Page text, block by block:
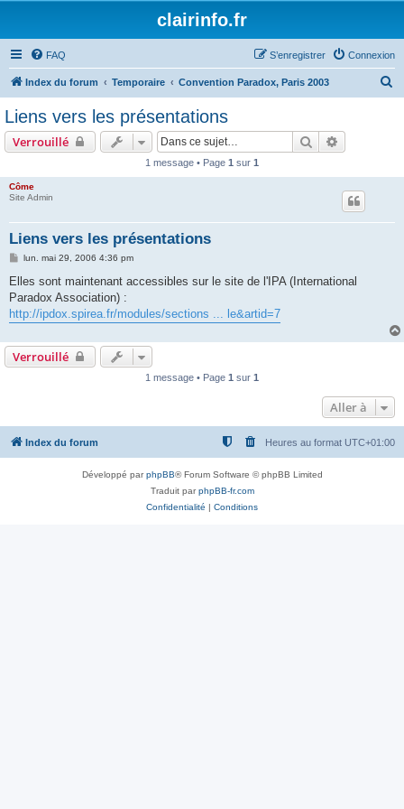
clairinfo.fr
FAQ Connexion
S’enregistrer
Index du forum Temporaire Convention Paradox, Paris 2003
Liens vers les présentations
Verrouillé Rechercher
1 message • Page 1 sur 1
Côme
Site Admin
Liens vers les présentations
M
s
a
g
e
lun. mai 29, 2006 4:36 pm
Elles sont maintenant accessibles sur le site de l'IPA (International
Paradox Association) :
http://ipdox.spirea.fr/modules/sections ... le&artid=7
Verrouillé
1 message • Page 1 sur 1
Aller à
Index du forum Heures au format UTC+01:00
Développé parphpBB® Forum Software © phpBB Limited
Traduit parphpBB-fr.com
Confidentialité | Conditions